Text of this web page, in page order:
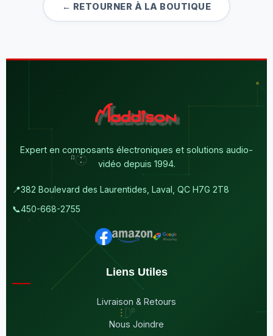
← RETOURNER À LA BOUTIQUE
Expert en composants électroniques et solutions audio-
vidéo depuis 1994.
📍382 Boulevard des Laurentides, Laval, QC H7G 2T8
📞450-668-2755
Liens Utiles
Livraison & Retours
Nous Joindre